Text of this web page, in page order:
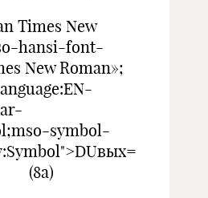
Times New
hansi-font-
New Roman»;
symbol-
(8а)